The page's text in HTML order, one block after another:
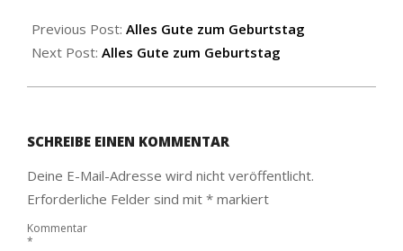
06-
27
Previous Post: Alles Gute zum Geburtstag
Next Post: Alles Gute zum Geburtstag
SCHREIBE EINEN KOMMENTAR
Deine E-Mail-Adresse wird nicht veröffentlicht.
Erforderliche Felder sind mit * markiert
Kommentar
*